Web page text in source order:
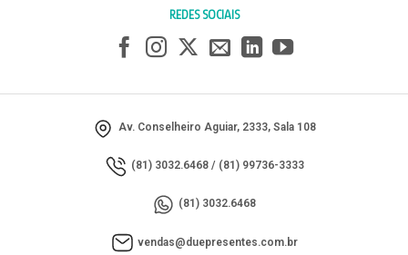
REDES SOCIAIS
Av. Conselheiro Aguiar, 2333, Sala 108
(81) 3032.6468/ (81) 99736-3333
(81) 3032.6468
vendas@duepresentes.com.br